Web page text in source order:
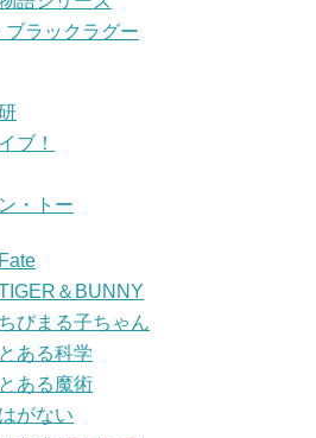
ラックラグー
ブ！
・トー
＆BUNNY
びまる子ちゃん
ある科学
ある魔術
がない